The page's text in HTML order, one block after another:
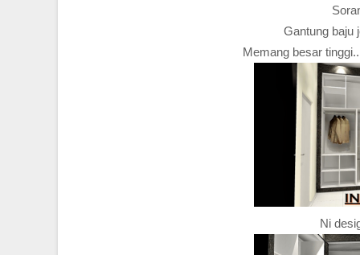
Gantung baju
Memang besar
Ni